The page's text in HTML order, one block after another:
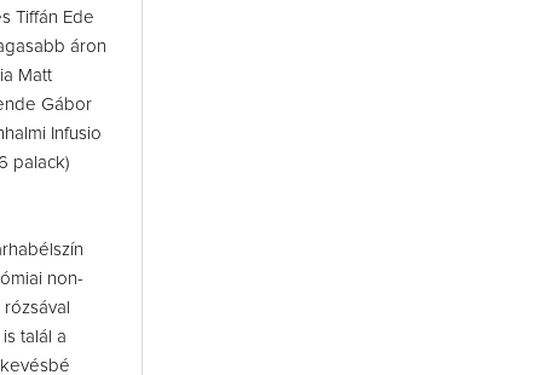
Tiffán Ede
áron
Matt
Gábor
Infusio
palack)
non-
talál a